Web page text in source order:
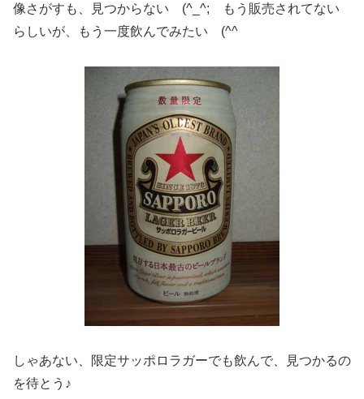
像さがすも、見つからない (^_^; もう販売されてない
らしいが、もう一度飲んでみたい (^^ゞ
しゃあない、限定サッポロラガーでも飲んで、見つかるの
を待とう♪